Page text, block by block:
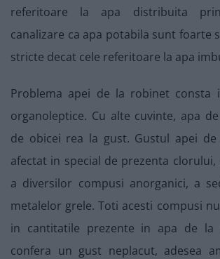
referitoare la apa distribuita
canalizare ca apa potabila sunt foarte
stricte decat cele referitoare la apa
Problema apei de la robinet consta
organoleptice. Cu alte cuvinte, apa
de obicei rea la gust. Gustul apei
afectat in special de prezenta
a diversilor compusi anorganici, a
metalelor grele. Toti acesti compusi
in cantitatile prezente in apa de la
confera un gust neplacut, adesea